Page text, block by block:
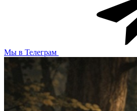
Мы в Телеграм